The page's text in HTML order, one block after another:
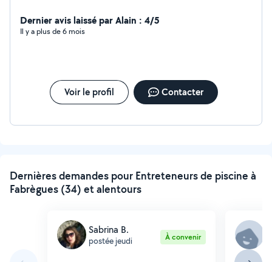
Dernier avis laissé par Alain : 4/5
Il y a plus de 6 mois
Voir le profil Contacter
Dernières demandes pour Entreteneurs de piscine à
Fabrègues (34) et alentours
Sabrina B.
postée jeudi À convenir